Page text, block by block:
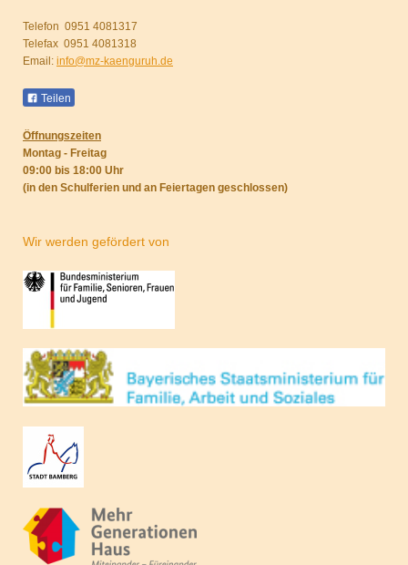
Telefon 0951 4081317
Telefax 0951 4081318
Email: info@mz-kaenguruh.de
Teilen
Öffnungszeiten
Montag - Freitag
09:00 bis 18:00 Uhr
(in den Schulferien und an Feiertagen geschlossen)
Wir werden gefördert von